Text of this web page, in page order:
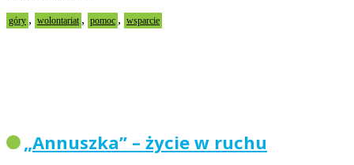
góry , wolontariat , pomoc , wsparcie
„Annuszka” – życie w ruchu